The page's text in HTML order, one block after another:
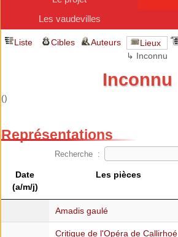
Les vaudevilles
Liste Cibles Auteurs
Lieux
↳ Inconnu
Inconnu
()
Représentations
Recherche :
Date
(a/m/j)
Les pièces
Amadis gaulé
Critique de l'Opéra de Callirhoé